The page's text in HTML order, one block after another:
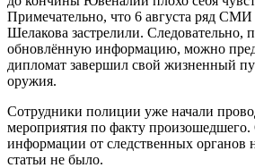
Примечательно, что 6 августа ряд
Шелакова застрелили. Следовательно,
обновлённую информацию, можно
дипломат завершил свой жизненный
оружия.
Сотрудники полиции уже начали
мероприятия по факту
информации от следственных органов
статьи не было.